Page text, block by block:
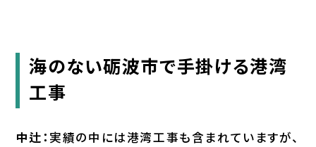
海のない砺波市で手掛ける港湾
工事
中辻： 実績の中には港湾工事も含まれていますが、